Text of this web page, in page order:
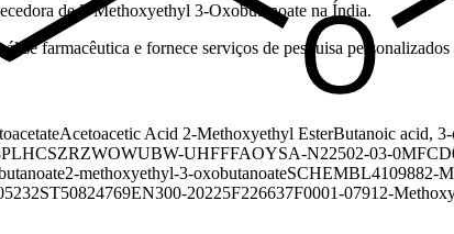
de 2-Methoxyethyl 3-Oxobutanoate na Índia.
farmacêutica e fornece serviços de pesquisa
Acetoacetic Acid 2-Methoxyethyl EsterButanoic acid,
PLHCSZRZWOWUBW-UHFFFAOYSA-N22502-03-0
2-methoxyethyl-3-oxobutanoateSCHEMBL4109882-
ST50824769EN300-20225F226637F0001-0791 2-